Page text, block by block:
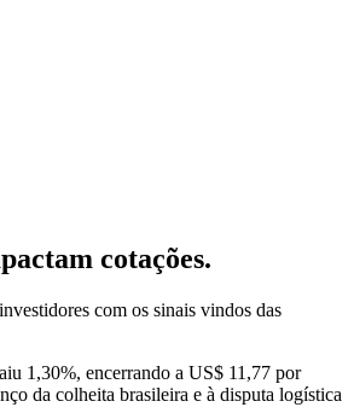
cotações.
com os sinais vindos das
1,30%, encerrando a US$ 11,77 por
da colheita brasileira e à disputa logística